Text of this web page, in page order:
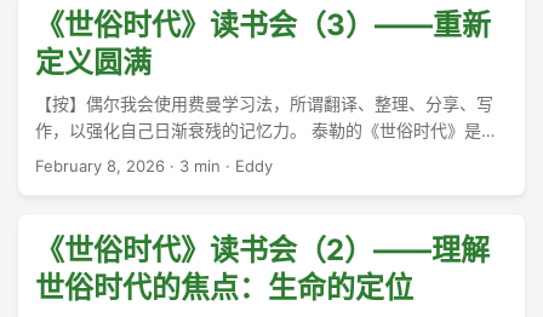
和属灵经验。这么说吧，在从前的村庄里，大家的经验都很类
似，所以《迦南诗选》就可以“告诉我当走的路，没有滑向死亡
线……”了。但等到农民工大规模进城，以及城市化对乡村明显
的侵蚀之下，不同的人的经验就变得复杂起来。在我看来，许
多城市教会里的冲突，都是这种从传统网络平移过来的治理手
段和神学，没有办法诠释许多人的新经验而造成的。高压下的
顺服可能还可以支撑起80后这一代，但对于Z世代、Alpha-
Beta世代，基本上可以说无能为力。就像从前的约柜里有着亚
后，就得以如火的舌一般绽放开来，以各种语言来解释每个人
的属灵经验。仅此而已。 ...
《世俗时代》读书会（3）——重新
定义圆满
【按】偶尔我会使用费曼学习法，所谓翻译、整理、分享、写
作，以强化自己日渐衰残的记忆力。 泰勒的《世俗时代》是一
个很大的框架，一开始的时候读者多少会有些不知所措，觉得
渐告一段落。 ...
February 8, 2026 · 3 min · Eddy
《世俗时代》读书会（2）——理解
世俗时代的焦点：生命的定位